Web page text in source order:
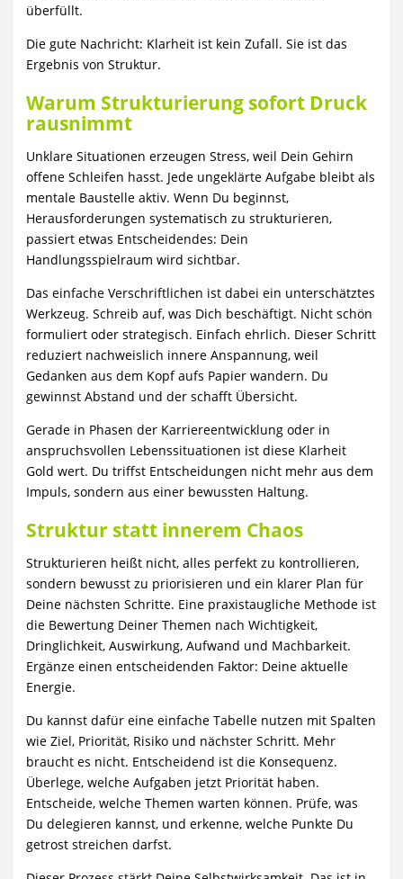
überfüllt.
Die gute Nachricht: Klarheit ist kein Zufall. Sie ist das
Ergebnis von Struktur.
Warum Strukturierung sofort Druck
rausnimmt
Unklare Situationen erzeugen Stress, weil Dein Gehirn
offene Schleifen hasst. Jede ungeklärte Aufgabe bleibt als
mentale Baustelle aktiv. Wenn Du beginnst,
Herausforderungen systematisch zu strukturieren,
passiert etwas Entscheidendes: Dein
Handlungsspielraum wird sichtbar.
Das einfache Verschriftlichen ist dabei ein unterschätztes
Werkzeug. Schreib auf, was Dich beschäftigt. Nicht schön
formuliert oder strategisch. Einfach ehrlich. Dieser Schritt
reduziert nachweislich innere Anspannung, weil
Gedanken aus dem Kopf aufs Papier wandern. Du
gewinnst Abstand und der schafft Übersicht.
Gerade in Phasen der Karriereentwicklung oder in
anspruchsvollen Lebenssituationen ist diese Klarheit
Gold wert. Du triffst Entscheidungen nicht mehr aus dem
Impuls, sondern aus einer bewussten Haltung.
Struktur statt innerem Chaos
Strukturieren heißt nicht, alles perfekt zu kontrollieren,
sondern bewusst zu priorisieren und ein klarer Plan für
Deine nächsten Schritte. Eine praxistaugliche Methode ist
die Bewertung Deiner Themen nach Wichtigkeit,
Dringlichkeit, Auswirkung, Aufwand und Machbarkeit.
Ergänze einen entscheidenden Faktor: Deine aktuelle
Energie.
Du kannst dafür eine einfache Tabelle nutzen mit Spalten
wie Ziel, Priorität, Risiko und nächster Schritt. Mehr
braucht es nicht. Entscheidend ist die Konsequenz.
Überlege, welche Aufgaben jetzt Priorität haben.
Entscheide, welche Themen warten können. Prüfe, was
Du delegieren kannst, und erkenne, welche Punkte Du
getrost streichen darfst.